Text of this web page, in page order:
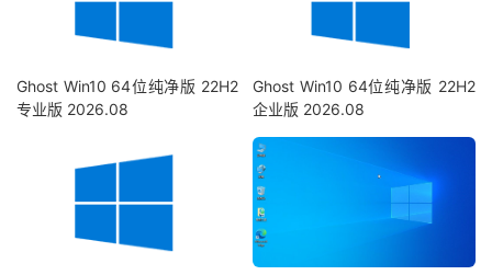
Ghost Win10 64位纯净版 22H2
专业版 2026.08
Ghost Win10 64位纯净版 22H2
企业版 2026.08